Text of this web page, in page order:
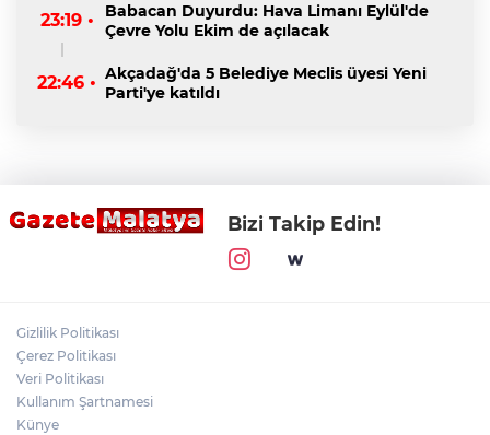
23:19 •
Babacan Duyurdu: Hava Limanı Eylül'de
Çevre Yolu Ekim de açılacak
22:46 • Akçadağ'da 5 Belediye Meclis üyesi Yeni
Parti'ye katıldı
Bizi Takip Edin!
Gizlilik Politikası
Çerez Politikası
Veri Politikası
Kullanım Şartnamesi
Künye